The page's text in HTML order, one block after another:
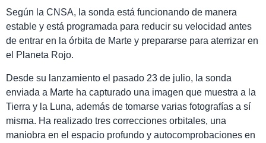
Según la CNSA, la sonda está funcionando de manera
estable y está programada para reducir su velocidad antes
de entrar en la órbita de Marte y prepararse para aterrizar en
el Planeta Rojo.
Desde su lanzamiento el pasado 23 de julio, la sonda
enviada a Marte ha capturado una imagen que muestra a la
Tierra y la Luna, además de tomarse varias fotografías a sí
misma. Ha realizado tres correcciones orbitales, una
maniobra en el espacio profundo y autocomprobaciones en